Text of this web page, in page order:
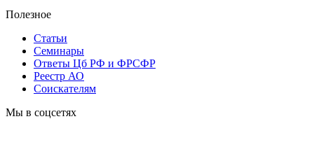
Полезное
Статьи
Cеминары
Ответы Цб РФ и ФРСФР
Реестр АО
Соискателям
Мы в соцсетях